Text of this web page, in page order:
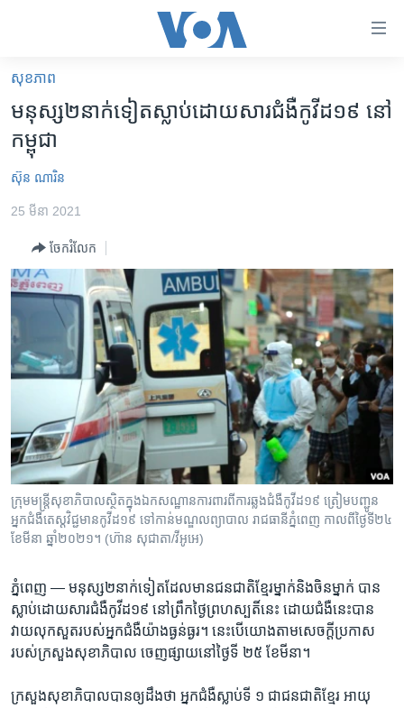
គេហទំព័រ​
ទាក់ទង
និង​
ចូល​
ទំព័រ​
ម្តង
រំលង​
និង​
ចូល​
ទៅ​
ទំព័រ​
សម្ព័ន្ធ​
រំលង​
និង​
ទៅ​
កាន់​
ស្វែង​
អន្តរជាតិ
អាមេរិក
កម្ពុជាច្នៃប្រតិដ្ឋ
ព្រឹត្តិការណ៍ព័ត៌មាន
ទូរទស្សន៍ / វីដេអូ​
វិទ្យុ / ផតខាសថ៍
កម្មវិធីទាំងអស់
Khmer English
បណ្តាញ​សង្គម
សុខភាព
មនុស្ស​២​នាក់​ទៀត​ស្លាប់​ដោយ​សារ​ជំងឺ​កូវីដ​១៩​ នៅ​
កម្ពុជា
ស៊ុន ណារិន
25 មីនា 2021
ចែករំលែក
ក្រុមមន្ត្រីសុខាភិបាលស្ថិតក្នុងឯកសណ្ឋានការពារពីការឆ្លងជំងឺកូវីដ១៩ ត្រៀមបញ្ជូន
អ្នកជំងឺតេស្តវិជ្ជមានកូវីដ១៩ ទៅកាន់មណ្ឌលព្យាបាល រាជធានីភ្នំពេញ កាលពីថ្ងៃទី២៤
ខែមីនា ឆ្នាំ២០២១។ (ហ៊ាន សុជាតា/វីអូអេ)
ភ្នំពេញ — មនុស្ស​២​នាក់​ទៀត​ដែល​មាន​ជន​ជាតិ​ខ្មែរ​ម្នាក់​និង​ចិន​ម្នាក់ បាន​
ស្លាប់​ដោយ​សារ​ជំងឺ​កូវីដ​១៩​ នៅ​ព្រឹក​ថ្ងៃ​ព្រហស្បតិ៍​នេះ ដោយ​ជំងឺ​នេះ​បាន​
វាយ​លុក​សួតរបស់​អ្នក​ជំងឺ​យ៉ាង​ធ្ងន់​ធ្ងរ។ នេះ​បើ​យោ​ង​តាម​សេចក្តី​ប្រកាស​
របស់​ក្រសួងសុខាភិបាល ​ចេញ​ផ្សាយ​នៅ​ថ្ងៃ​ទី ​២៥ ខែ​មីនា។
ក្រសួង​សុខាភិបាល​បាន​ឲ្យ​ដឹង​ថា ​អ្នក​ជំងឺ​ស្លាប់​ទី​ ១ ​ជា​ជន​ជាតិ​ខ្មែរ​ អាយុ​